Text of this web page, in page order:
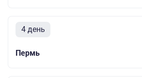
4 день
Пермь